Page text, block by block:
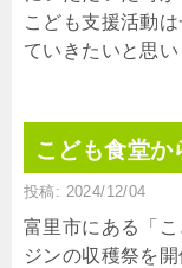
こども支援活動
ていきたいと思
こども食堂か
投稿: 2024/12/04
富里市にある「
ジンの収穫祭を